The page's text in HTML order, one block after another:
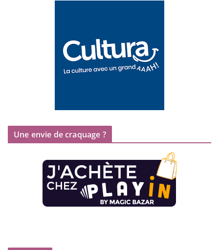
Une envie de craquage ?